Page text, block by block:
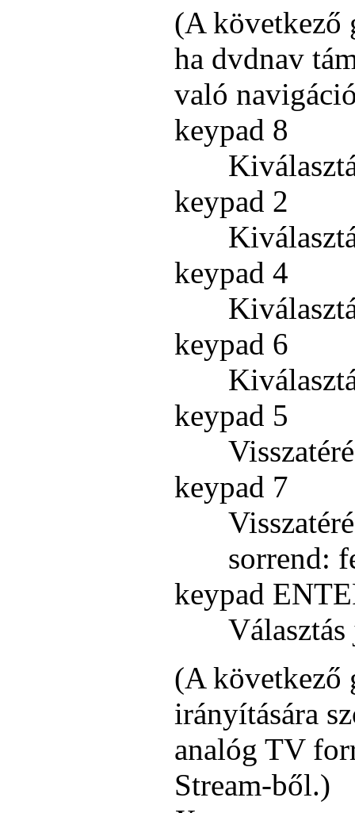
(A következő
ha dvdnav
való
keypad 8
keypad 2
keypad 4
keypad 6
keypad 5
keypad 7
sorrend:
keypad
(A következő
irányítására
analóg TV
Stream-ből.)